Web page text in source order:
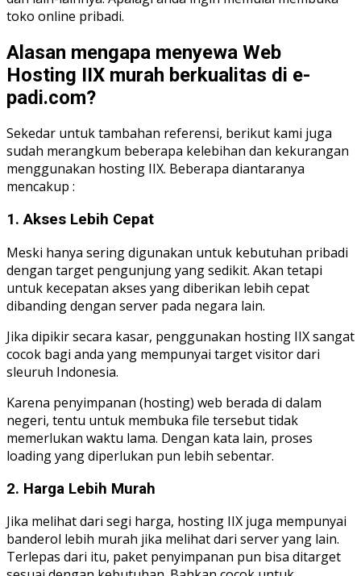
toko online pribadi.
Alasan mengapa menyewa Web
Hosting IIX murah berkualitas di e-
padi.com?
Sekedar untuk tambahan referensi, berikut kami juga
sudah merangkum beberapa kelebihan dan kekurangan
menggunakan hosting IIX. Beberapa diantaranya
mencakup :
1. Akses Lebih Cepat
Meski hanya sering digunakan untuk kebutuhan pribadi
dengan target pengunjung yang sedikit. Akan tetapi
untuk kecepatan akses yang diberikan lebih cepat
dibanding dengan server pada negara lain.
Jika dipikir secara kasar, penggunakan hosting IIX sangat
cocok bagi anda yang mempunyai target visitor dari
sleuruh Indonesia.
Karena penyimpanan (hosting) web berada di dalam
negeri, tentu untuk membuka file tersebut tidak
memerlukan waktu lama. Dengan kata lain, proses
loading yang diperlukan pun lebih sebentar.
2. Harga Lebih Murah
Jika melihat dari segi harga, hosting IIX juga mempunyai
banderol lebih murah jika melihat dari server yang lain.
Terlepas dari itu, paket penyimpanan pun bisa ditarget